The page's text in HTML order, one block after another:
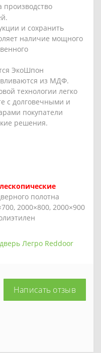
производство
и сохранить
наличие мощного
ЭкоШпон
из МДФ.
технологии легко
с долговечными и
покупатели
решения.
полотна
2000×800, 2000×900
Легро Reddoor
Написать отзыв